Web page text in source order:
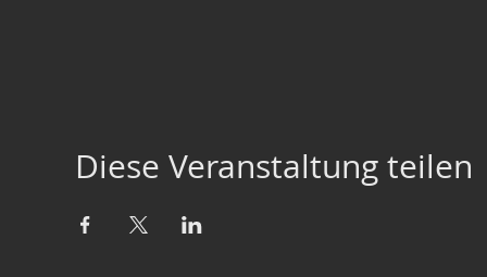
Diese Veranstaltung teilen